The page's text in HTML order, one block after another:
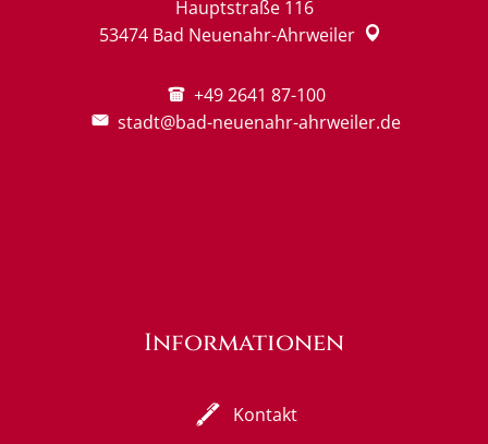
Hauptstraße 116
53474 Bad Neuenahr-Ahrweiler
+49 2641 87-100
stadt@bad-neuenahr-ahrweiler.de
Informationen
Kontakt